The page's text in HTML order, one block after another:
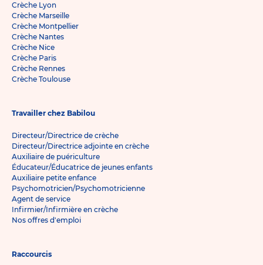
Crèche Lyon
Crèche Marseille
Crèche Montpellier
Crèche Nantes
Crèche Nice
Crèche Paris
Crèche Rennes
Crèche Toulouse
Travailler chez Babilou
Directeur/Directrice de crèche
Directeur/Directrice adjointe en crèche
Auxiliaire de puériculture
Éducateur/Éducatrice de jeunes enfants
Auxiliaire petite enfance
Psychomotricien/Psychomotricienne
Agent de service
Infirmier/Infirmière en crèche
Nos offres d'emploi
Raccourcis